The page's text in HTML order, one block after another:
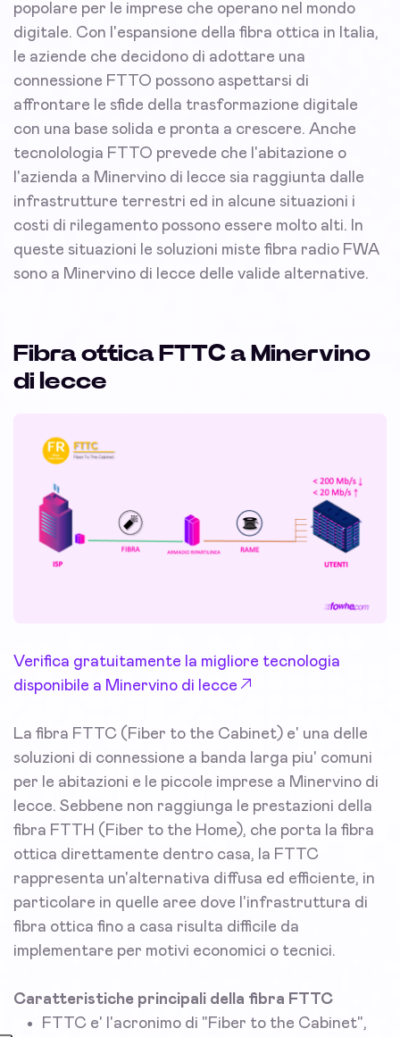
popolare per le imprese che operano nel mondo
digitale. Con l'espansione della fibra ottica in Italia,
le aziende che decidono di adottare una
connessione FTTO possono aspettarsi di
affrontare le sfide della trasformazione digitale
con una base solida e pronta a crescere. Anche
tecnolologia FTTO prevede che l'abitazione o
l'azienda a Minervino di lecce sia raggiunta dalle
infrastrutture terrestri ed in alcune situazioni i
costi di rilegamento possono essere molto alti. In
queste situazioni le soluzioni miste fibra radio FWA
sono a Minervino di lecce delle valide alternative.
Fibra ottica FTTC a Minervino
di lecce
Verifica gratuitamente la migliore tecnologia
disponibile a Minervino di lecce
La fibra FTTC (Fiber to the Cabinet) e' una delle
soluzioni di connessione a banda larga piu' comuni
per le abitazioni e le piccole imprese a Minervino di
lecce. Sebbene non raggiunga le prestazioni della
fibra FTTH (Fiber to the Home), che porta la fibra
ottica direttamente dentro casa, la FTTC
rappresenta un'alternativa diffusa ed efficiente, in
particolare in quelle aree dove l'infrastruttura di
fibra ottica fino a casa risulta difficile da
implementare per motivi economici o tecnici.
Caratteristiche principali della fibra FTTC
FTTC e' l'acronimo di "Fiber to the Cabinet",